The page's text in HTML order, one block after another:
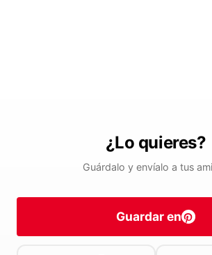
¿Lo quieres?
Guárdalo y envíalo a tus
Guardar en